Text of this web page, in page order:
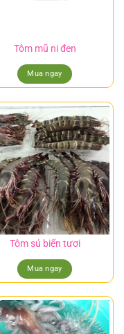
Tôm mũ ni đen
Mua ngay
Tôm sú biển tươi
Mua ngay